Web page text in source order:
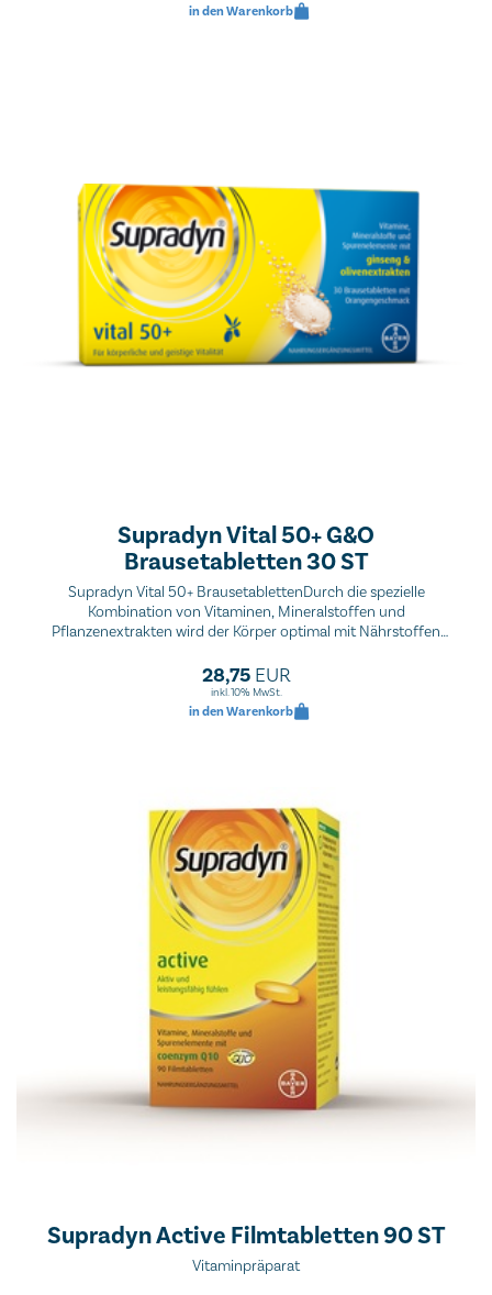
in den Warenkorb
Supradyn Vital 50+ G&O
Brausetabletten 30 ST
Supradyn Vital 50+ BrausetablettenDurch die spezielle
Kombination von Vitaminen, Mineralstoffen und
Pflanzenextrakten wird der Körper optimal mit Nährstoffen
28,75EUR
inkl. 10% MwSt.
in den Warenkorb
Supradyn Active Filmtabletten 90 ST
Vitaminpräparat